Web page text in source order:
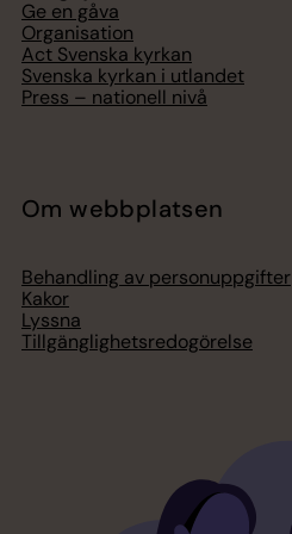
Ge en gåva
Organisation
Act Svenska kyrkan
Svenska kyrkan i utlandet
Press – nationell nivå
Om webbplatsen
Behandling av personuppgifter
Kakor
Lyssna
Tillgänglighetsredogörelse